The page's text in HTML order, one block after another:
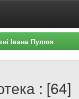
Івана Пулюя
: [64]